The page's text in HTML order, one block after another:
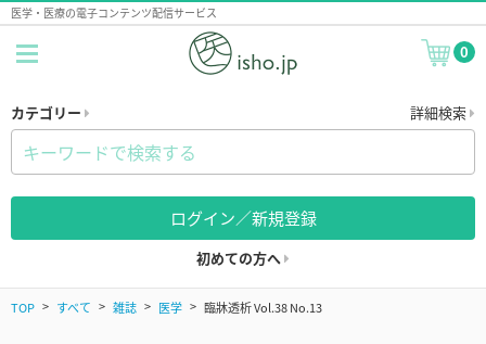
医学・医療の電子コンテンツ配信サービス
0
カテゴリー 詳細検索
ログイン／新規登録
初めての方へ
TOP すべて 雑誌 医学 臨牀透析 Vol.38 No.13